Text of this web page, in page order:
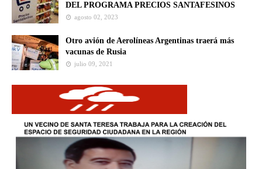
DEL PROGRAMA PRECIOS SANTAFESINOS
agosto 02, 2023
Otro avión de Aerolíneas Argentinas traerá más
vacunas de Rusia
julio 09, 2021